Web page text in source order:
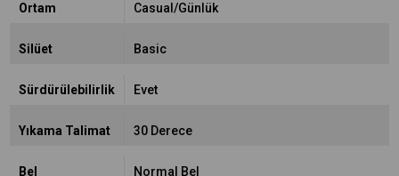
Ortam Casual/Günlük
Silüet Basic
Sürdürülebilirlik Evet
Yıkama Talimat 30 Derece
Bel Normal Bel